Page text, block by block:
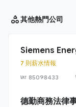
其他熱門公司
Siemens
7 則薪水情報
85098433
德勤商務法律